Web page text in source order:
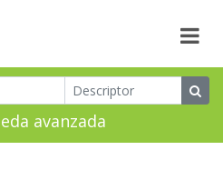
avanzada